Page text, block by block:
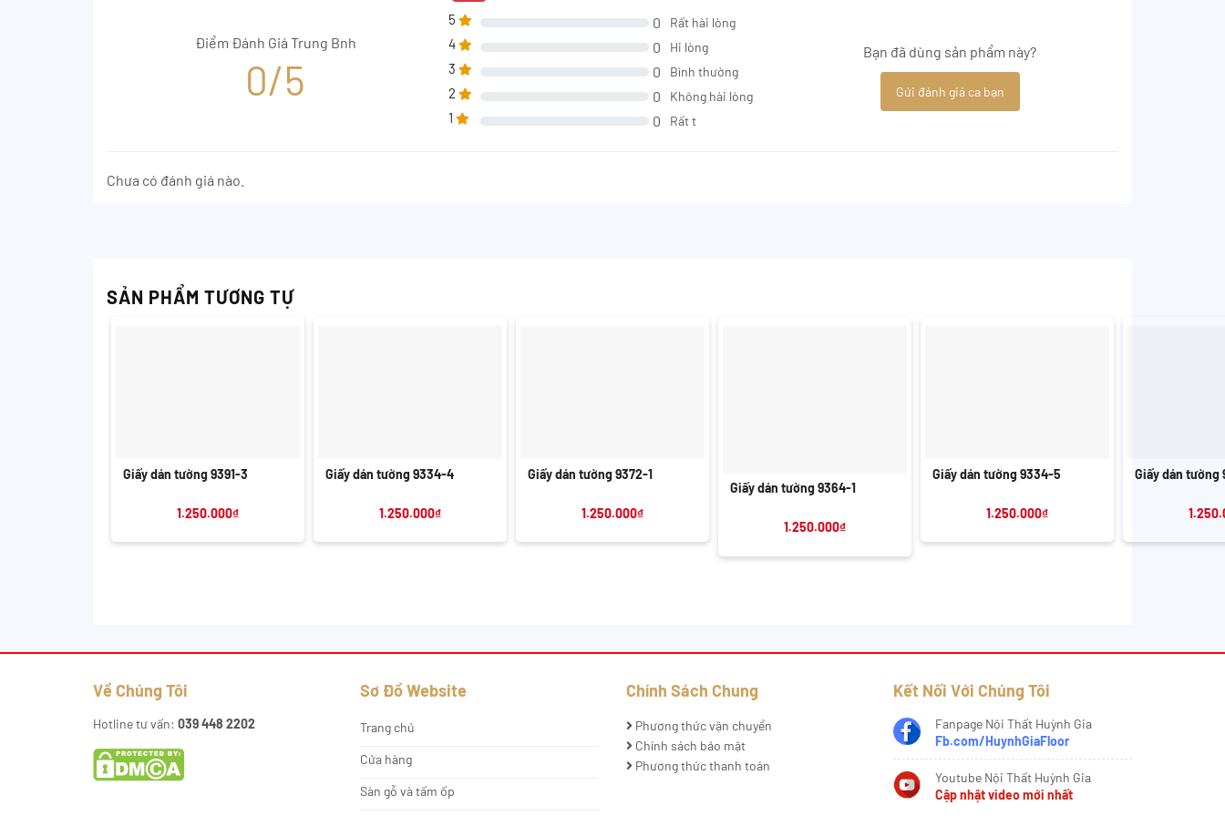
Điểm Đánh Giá Trung Bnh
0/5
5 0 Rất hài lòng
4 0 Hi lòng
3 0 Bình thường
2 0 Không hài lòng
1 0 Rất t
Bạn đã dùng sản phẩm này?
Gửi đánh giá ca bạn
Chưa có đánh giá nào.
SẢN PHẨM TƯƠNG TỰ
Giấy dán tường 9391-3
1.250.000₫
Giấy dán tường 9334-4
1.250.000₫
Giấy dán tường 9372-1
1.250.000₫
Giấy dán tường 9364-1
1.250.000₫
Giấy dán tường 9334-5
1.250.000₫
Giấy dán tường
Về Chúng Tôi
Hotline tư vấn: 039 448 2202
Sơ Đồ Website
Trang chủ
Cửa hàng
Sàn gỗ và tấm ốp
Chính Sách Chung
Phương thức vận chuyển
Chính sách bảo mật
Phương thức thanh toán
Kết Nối Với Chúng Tôi
Fanpage Nội Thất Huỳnh Gia
Fb.com/HuynhGiaFloor
Youtube Nội Thất Huỳnh Gia
Cập nhật video mới nhất